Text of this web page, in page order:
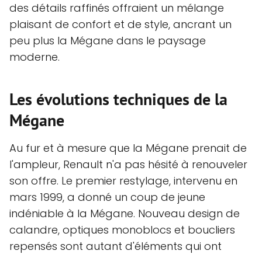
des détails raffinés offraient un mélange
plaisant de confort et de style, ancrant un
peu plus la Mégane dans le paysage
moderne.
Les évolutions techniques de la
Mégane
Au fur et à mesure que la Mégane prenait de
l'ampleur, Renault n'a pas hésité à renouveler
son offre. Le premier restylage, intervenu en
mars 1999, a donné un coup de jeune
indéniable à la Mégane. Nouveau design de
calandre, optiques monoblocs et boucliers
repensés sont autant d'éléments qui ont